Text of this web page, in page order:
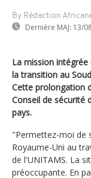
By Rédaction
Dernière MAJ: 13/
La mission intégrée
la transition au
Cette prolongation
Conseil de sécurité
pays.
"Permettez-moi de
Royaume-Uni au
de l'UNITAMS. La
préoccupante. En